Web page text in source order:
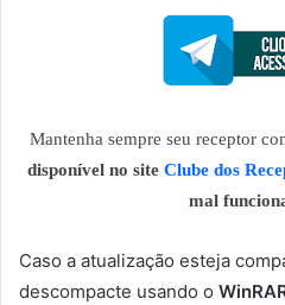
Mantenha sempre seu receptor
disponível no site Clube dos
mal
Caso a atualização esteja
descompacte usando o